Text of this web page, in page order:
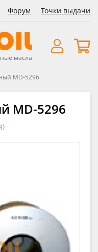
Форум Точки выдачи
масла
MD-5296
MD-5296